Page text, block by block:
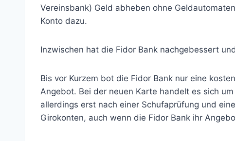
Vereinsbank) Geld abheben ohne
Konto dazu.
Inzwischen hat die Fidor Bank nachgebessert
Bis vor Kurzem bot die Fidor Bank nur eine
Angebot. Bei der neuen Karte handelt es sich
allerdings erst nach einer Schufaprüfung und
Girokonten, auch wenn die Fidor Bank ihr